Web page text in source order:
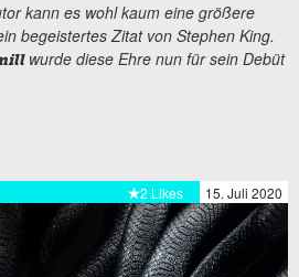
kann es wohl kaum eine größere
begeistertes Zitat von Stephen King.
wurde diese Ehre nun für sein Debüt
15. Juli 2020
2 Likes